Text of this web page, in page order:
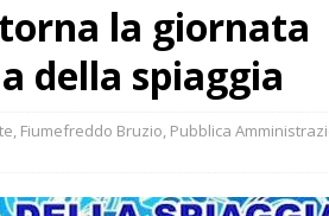
la giornata
della spiaggia
, Fiumefreddo Bruzio, Pubblica